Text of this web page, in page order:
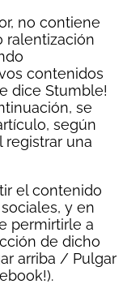
no contiene
ralentización
contenidos
dice Stumble!
se
según
registrar una
el contenido
y en
permirtirle a
de dicho
arriba / Pulgar